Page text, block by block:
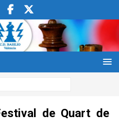
de Quart de